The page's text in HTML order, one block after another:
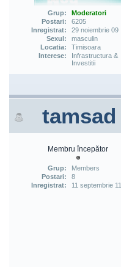
Grup:
Moderatori
Postari:
6205
Inregistrat:
29 noiembrie 09
Sexul:
masculin
Locatia:
Timisoara
Interese:
Infrastructura &
Investitii
tamsad
Membru începător
Grup:
Members
Postari:
8
Inregistrat:
11 septembrie 11